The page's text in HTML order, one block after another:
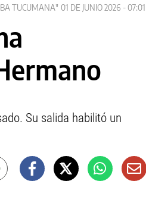
TUCUMANA" 01 DE JUNIO 2026 - 07:01
Su salida habilitó un